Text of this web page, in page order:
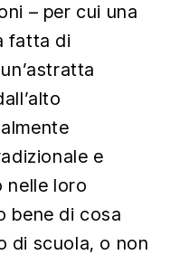
– per cui una
fatta di
e
nelle loro
bene di cosa
di scuola, o non